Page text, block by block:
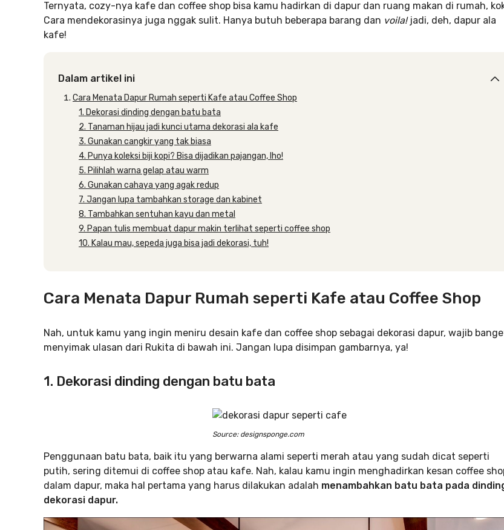
Ternyata, cozy-nya kafe dan coffee shop bisa kamu hadirkan di dapur dan ruang makan di rumah,
Cara mendekorasinya juga nggak sulit. Hanya butuh beberapa barang dan voila!jadi, deh, dapur ala
kafe!
Dalam artikel ini
Cara Menata Dapur Rumah seperti Kafe atau Coffee Shop
1. Dekorasi dinding dengan batu bata
2. Tanaman hijau jadi kunci utama dekorasi ala kafe
3. Gunakan cangkir yang tak biasa
4. Punya koleksi biji kopi? Bisa dijadikan pajangan, lho!
5. Pilihlah warna gelap atau warm
6. Gunakan cahaya yang agak redup
7. Jangan lupa tambahkan storage dan kabinet
8. Tambahkan sentuhan kayu dan metal
9. Papan tulis membuat dapur makin terlihat seperti coffee shop
10. Kalau mau, sepeda juga bisa jadi dekorasi, tuh!
Cara Menata Dapur Rumah seperti Kafe atau Coffee Shop
Nah, untuk kamu yang ingin meniru desain kafe dan coffee shop sebagai dekorasi dapur, wajib
menyimak ulasan dari Rukita di bawah ini. Jangan lupa disimpan gambarnya, ya!
1. Dekorasi dinding dengan batu bata
Source: designsponge.com
Penggunaan batu bata, baik itu yang berwarna alami seperti merah atau yang sudah dicat seperti
putih, sering ditemui di coffee shop atau kafe. Nah, kalau kamu ingin menghadirkan kesan coffee
dalam dapur, maka hal pertama yang harus dilakukan adalah menambahkan batu bata pada
dekorasi dapur.